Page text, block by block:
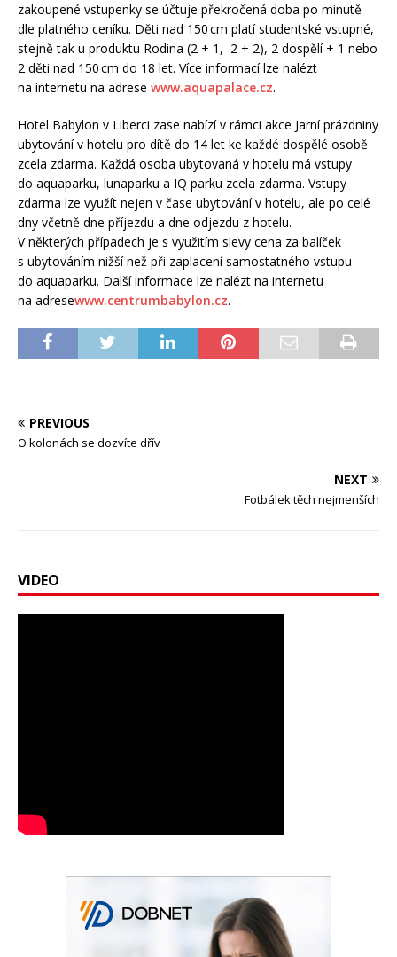
zakoupené vstupenky se účtuje překročená doba po minutě
dle platného ceníku. Děti nad 150 cm platí studentské vstupné,
stejně tak u produktu Rodina (2 + 1, 2 + 2), 2 dospělí + 1 nebo
2 děti nad 150 cm do 18 let. Více informací lze nalézt
na internetu na adrese www.aquapalace.cz.
Hotel Babylon v Liberci zase nabízí v rámci akce Jarní prázdniny
ubytování v hotelu pro dítě do 14 let ke každé dospělé osobě
zcela zdarma. Každá osoba ubytovaná v hotelu má vstupy
do aquaparku, lunaparku a IQ parku zcela zdarma. Vstupy
zdarma lze využít nejen v čase ubytování v hotelu, ale po celé
dny včetně dne příjezdu a dne odjezdu z hotelu.
V některých případech je s využitím slevy cena za balíček
s ubytováním nižší než při zaplacení samostatného vstupu
do aquaparku. Další informace lze nalézt na internetu
na adresewww.centrumbabylon.cz.
PREVIOUS
O kolonách se dozvíte dřív
NEXT
Fotbálek těch nejmenších
VIDEO